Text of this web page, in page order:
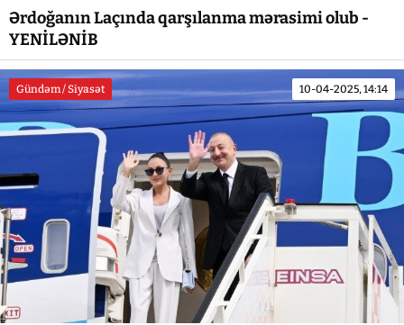
Ərdoğanın Laçında qarşılanma mərasimi olub -
YENİLƏNİB
Gündəm / Siyasət 10-04-2025, 14:14